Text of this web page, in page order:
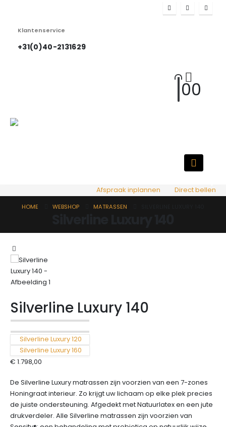
Klantenservice
+31(0)40-2131629
00
Afspraak inplannen Direct bellen
HOME WEBSHOP MATRASSEN
Silverline Luxury 140
Silverline Luxury 120
Silverline Luxury 160
€ 1.798,00
De Silverline Luxury matrassen zijn voorzien van een 7-zones
Honingraat interieur. Zo krijgt uw lichaam op elke plek precies
de juiste ondersteuning. Afgedekt met Natuurlatex en een jute
drukverdeler. Alle Silverline matrassen zijn voorzien van